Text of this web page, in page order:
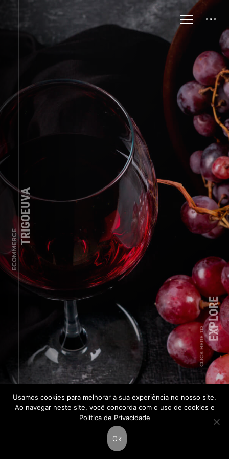
ECOMMERCE
TRIGOEUVA
CLICK HERE TO
EXPLORE
NEXT
INSTAGRAM WORKANA
COPYRIGHT © 2025 OIRAMC
Usamos cookies para melhorar a sua experiência no nosso site.
Ao navegar neste site, você concorda com o uso de cookies e
Política de Privacidade
Ok